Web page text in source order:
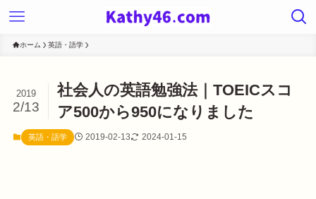
ホーム 英語・語学
社会人の英語勉強法｜TOEICスコ
ア500から950になりました
2019
2/13
英語・語学 2019-02-13 2024-01-15